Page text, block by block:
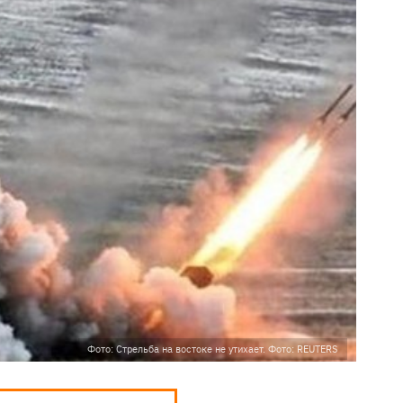
Фото: Стрельба на востоке не утихает. Фото: REUTERS